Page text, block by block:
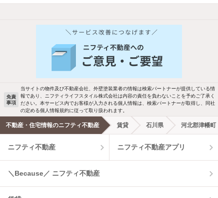
バス・トイレ別 2階以上
洗濯機置場あり 独立洗面台
エアコンあり 都市ガス
温水洗浄便座 オートロック
コンロ2口以上
新着物件メール通知
ご希望の条件の物件が見つかり次第、メ
ールでお知らせします
新着メール通知を受け取る
免責
事項
当サイトの物件及び不動産会社、外壁塗装業者の情報は検索パートナーが提供している情
報であり、ニフティライフスタイル株式会社は内容の責任を負わないことを予めご了承く
ださい。本サービス内でお客様が入力される個人情報は、検索パートナーが取得し、同社
の定める個人情報規約に従って取り扱われます。
不動産・住宅情報のニフティ不動産 賃貸 石川県 河北郡津幡町
ニフティ不動産 ニフティ不動産アプリ
＼Because／ ニフティ不動産